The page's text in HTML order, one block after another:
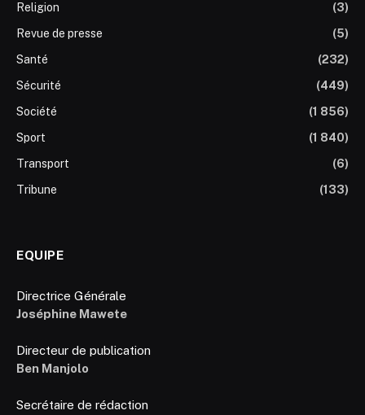
Religion
(3)
Revue de presse
(5)
Santé
(232)
Sécurité
(449)
Société
(1 856)
Sport
(1 840)
Transport
(6)
Tribune
(133)
EQUIPE
Directrice Générale
Joséphine Mawete
Directeur de publication
Ben Manjolo
Secrétaire de rédaction